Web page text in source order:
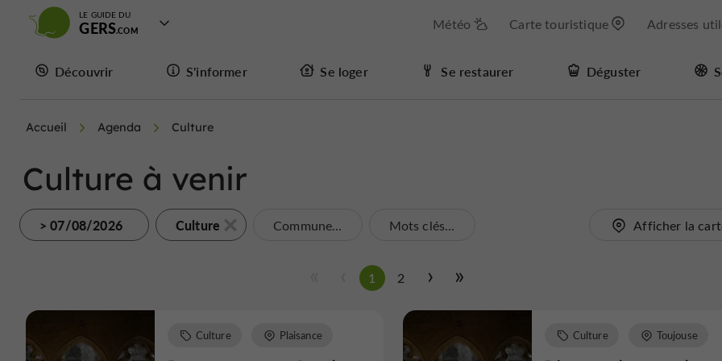
LE GUIDE DU
GERS Météo Carte touristique Adresses
Découvrir S'informer Se loger Se restaurer Déguster
Accueil Agenda Culture
Culture à venir
> 07/08/2026 Culture Commune... Mots clés... Afficher la
1 2
Culture Plaisance Culture Toujouse